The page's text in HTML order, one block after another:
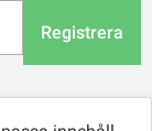
Registrera